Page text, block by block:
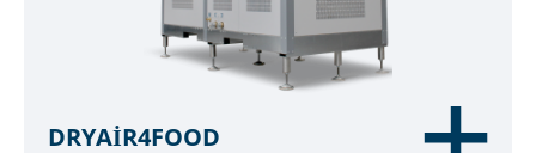
DRYAIR4FOOD